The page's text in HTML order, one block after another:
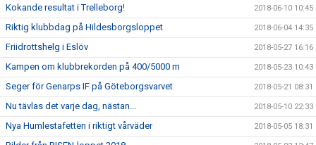
Kokande resultat i Trelleborg! 2018-06-10 10:45
Riktig klubbdag på Hildesborgsloppet 2018-06-04 14:35
Friidrottshelg i Eslöv 2018-05-27 16:16
Kampen om klubbrekorden på 400/5000 m 2018-05-23 10:43
Seger för Genarps IF på Göteborgsvarvet 2018-05-21 08:31
Nu tävlas det varje dag, nästan... 2018-05-10 22:33
Nya Humlestafetten i riktigt vårväder 2018-05-05 18:31